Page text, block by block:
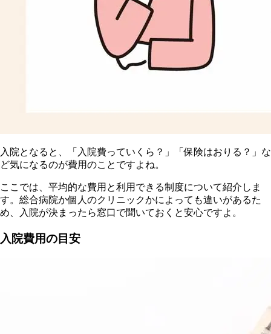
入院となると、「入院費っていくら？」「保険はおりる？」な
ど気になるのが費用のことですよね。
ここでは、平均的な費用と利用できる制度について紹介しま
す。総合病院か個人のクリニックかによっても違いがあるた
め、入院が決まったら窓口で聞いておくと安心ですよ。
入院費用の目安